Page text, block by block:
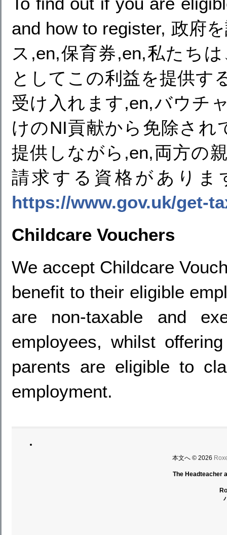
and how to register, 政府
ス,en,保育券,en,私たち
としてこの利益を提供す
受け入れます,en,バウチ
けのNI貢献から免除され
提供しながら,en,両方の
請求する資格がありま
https://www.gov.uk/get-
Childcare Vouchers
We accept Childcare
benefit to their eligible
are non-taxable and
employees, whilst
parents are eligible to
employment.
本文へ © 2026
The Headteacher